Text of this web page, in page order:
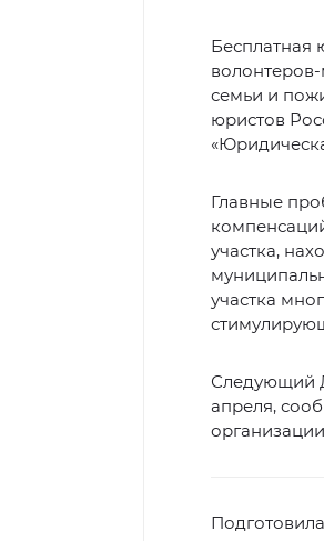
Бесплатная
семьи и
юристов
Главные
участка,
участка
Следующий
апреля,